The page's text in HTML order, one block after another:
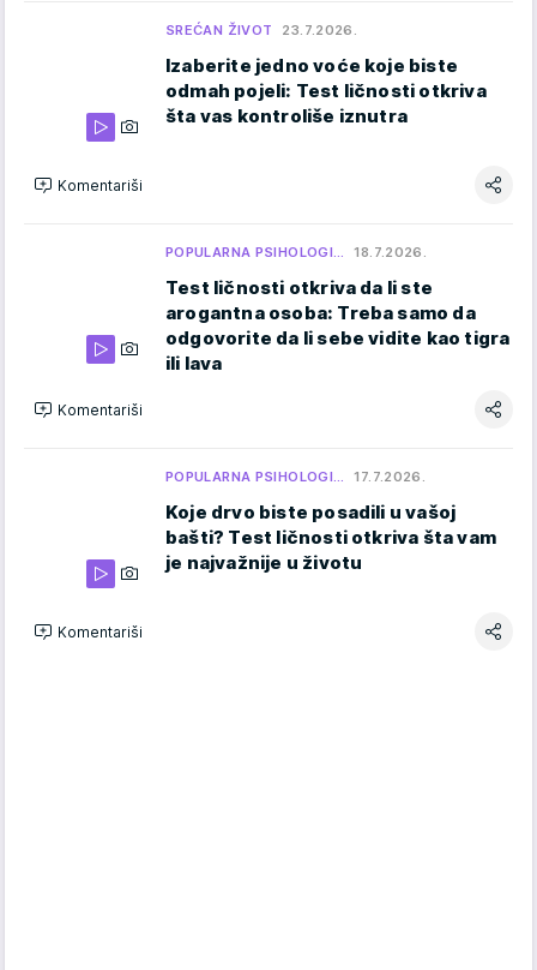
SREĆAN ŽIVOT 23.7.2026.
Izaberite jedno voće koje biste
odmah pojeli: Test ličnosti otkriva
šta vas kontroliše iznutra
Komentariši
POPULARNA PSIHOLOGI… 18.7.2026.
Test ličnosti otkriva da li ste
arogantna osoba: Treba samo da
odgovorite da li sebe vidite kao tigra
ili lava
Komentariši
POPULARNA PSIHOLOGI… 17.7.2026.
Koje drvo biste posadili u vašoj
bašti? Test ličnosti otkriva šta vam
je najvažnije u životu
Komentariši